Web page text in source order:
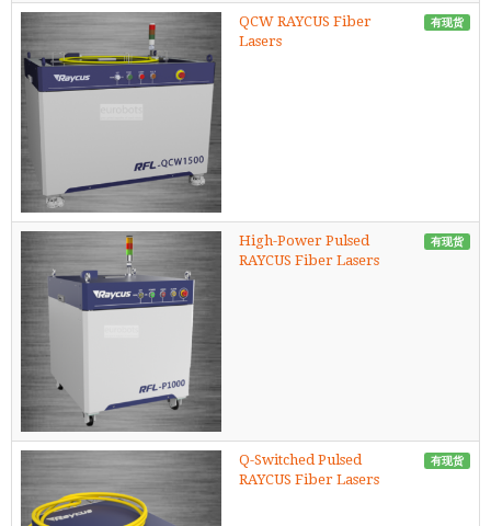
QCW RAYCUS Fiber
Lasers
有现货
High-Power Pulsed
RAYCUS Fiber Lasers
有现货
Q-Switched Pulsed
RAYCUS Fiber Lasers
有现货